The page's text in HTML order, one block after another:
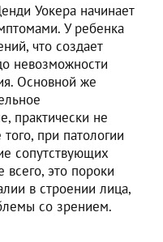
Уокера начинает
У ребенка
что создает
невозможности
Основной же
практически не
при патологии
сопутствующих
это пороки
в строении лица,
со зрением.